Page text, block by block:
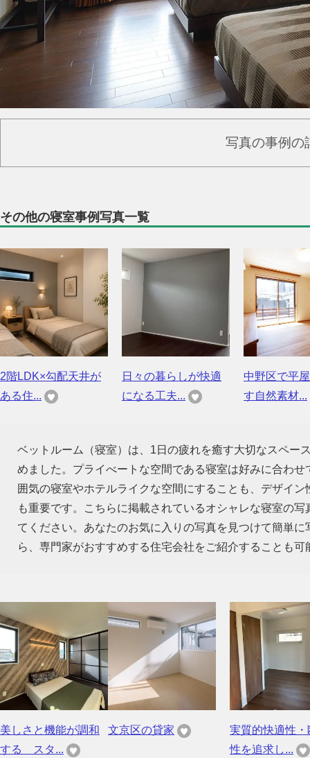
写真の事例の
その他の寝室事例写真一覧
2階LDK×勾配天井が
ある住...
日々の暮らしが快適
になる工夫...
中野区で平
す自然素材...
ベットルーム（寝室）は、1日の疲れを癒す大切なスペー
めました。プライべートな空間である寝室は好みに合わ
囲気の寝室やホテルライクな空間にすることも、デザイ
も重要です。こちらに掲載されているオシャレな寝室の
てください。あなたのお気に入りの写真を見つけて簡単
ら、専門家がおすすめする住宅会社をご紹介することも可
美しさと機能が調和
する スタ...
文京区の貸家
実質的快適性・
性を追求し...